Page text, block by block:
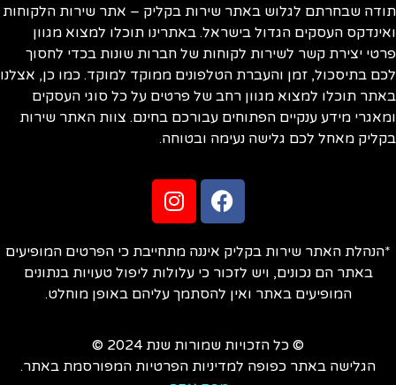
שבחרתם לגלוש באתר שירות בקליק – אתר שירות הלקוחות
העסקים הגדול בישראל. באתרינו תוכלו למצוא מגוון
יצירת קשר לשירות לקוחות של חברות שונות בכדי לחסוך
בתיסכול, זמן והעברת הטלפונים ממוקד למוקד. כמו כן, אצלנו
תוכלו למצוא מגוון רחב של פרטים על כל סוגי העסקים
מידע ענקיים הפתוחים עבורכם בחינם. צוות האתר שירות
מאחל לכם גלישה נעימה ובטוחה.
האתר שירות בקליק איננה מתחייבת כי הפרטים המופיעים
באתר הם נכונים, ויש לזכור כי עלולות ליפול טעויות בנתונים
המופיעים באתר ואין להסתמך עליהם באופן מוחלט.
© כל הזכויות שמורות שנת 2024 ©
הגלישה באתר כפופה למדיניות הפרטיות המפורסמת באתר.